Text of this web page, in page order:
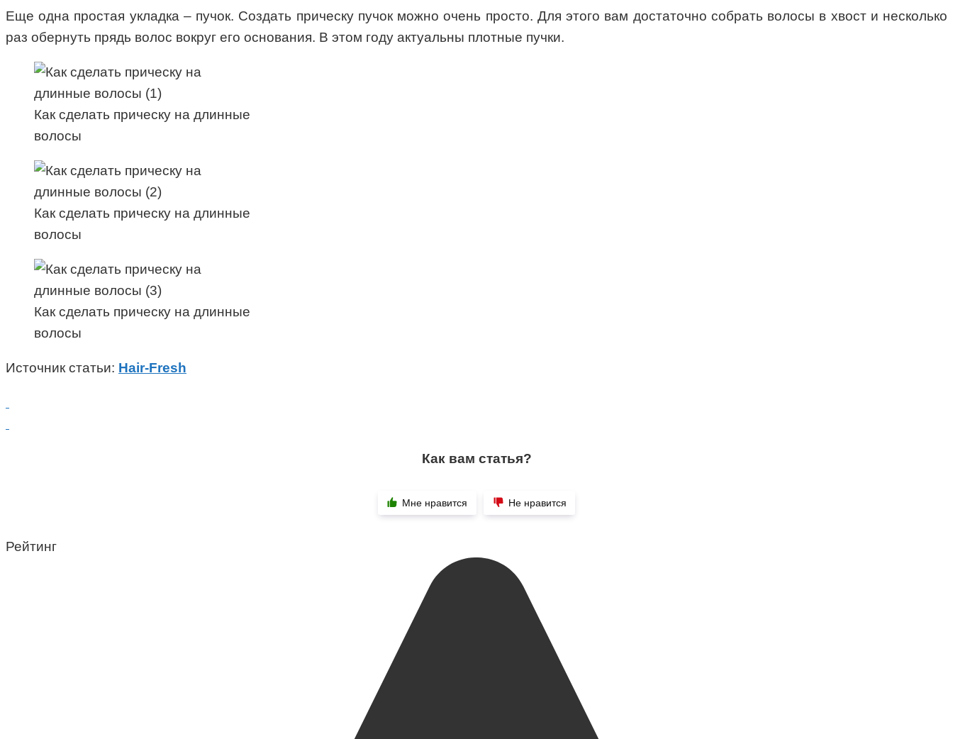
Еще одна простая укладка – пучок. Создать прическу пучок можно очень просто. Для этого вам достаточно собрать волосы в хвост и несколько
раз обернуть прядь волос вокруг его основания. В этом году актуальны плотные пучки.
Как сделать прическу на длинные
волосы
Как сделать прическу на длинные
волосы
Как сделать прическу на длинные
волосы
Источник статьи: Hair-Fresh
Как вам статья?
Мне нравится Не нравится
Рейтинг